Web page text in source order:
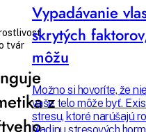
tvár
z
Vypadávanie
skrytých
môžu
Možno si hovoríte, že
vaše telo môže byť.
stresu, ktoré narúšajú